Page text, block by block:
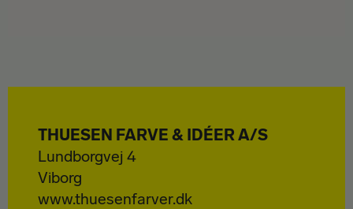
THUESEN FARVE & IDÉER A/S
Lundborgvej 4
Viborg
www.thuesenfarver.dk